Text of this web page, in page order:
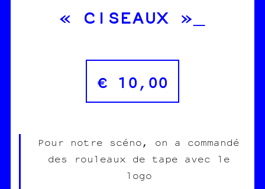
« CISEAUX »
€ 10,00
Pour notre scéno, on a commandé
des rouleaux de tape avec le
logo